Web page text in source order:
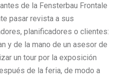
de la Fensterbau Frontale
pasar revista a sus
planificadores o clientes:
y de la mano de un asesor de
un tour por la exposición
de la feria, de modo a